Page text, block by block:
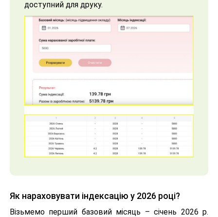
доступний для друку.
Як нараховувати індексацію у 2026 році?
Візьмемо перший базовий місяць – січень 2026 р.